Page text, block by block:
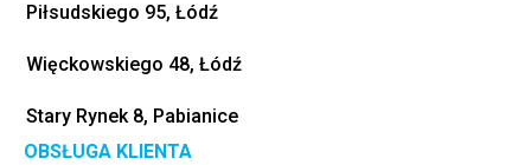
Piłsudskiego 95, Łódź
Więckowskiego 48, Łódź
Stary Rynek 8, Pabianice
OBSŁUGA KLIENTA